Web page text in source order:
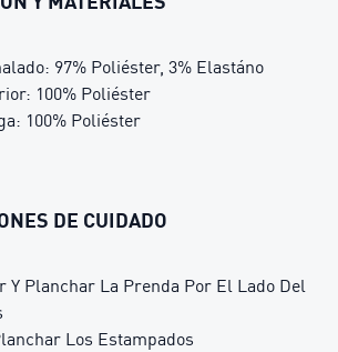
97% Poliéster, 3% Elastáno
100% Poliéster
100% Poliéster
DE CUIDADO
Y Planchar La Prenda Por El Lado Del
Los Estampados